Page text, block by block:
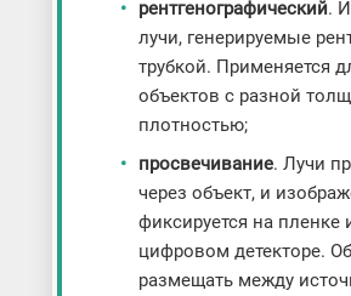
рентгенографический.
лучи, генерируемые
трубкой. Применяется
объектов с разной
плотностью;
просвечивание. Лучи
через объект, и
фиксируется на пленке
цифровом детекторе.
размещать между